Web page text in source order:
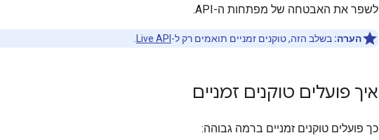
לשפר את האבטחה של מפתחות ה-API.
הערה: בשלב הזה, טוקנים זמניים תואמים רק ל- Live API
איך פועלים טוקנים זמניים
כך פועלים טוקנים זמניים ברמה גבוהה: